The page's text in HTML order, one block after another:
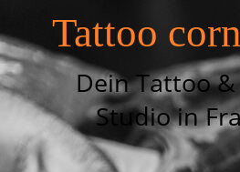
Tattoo
Dein Tattoo
Studio in